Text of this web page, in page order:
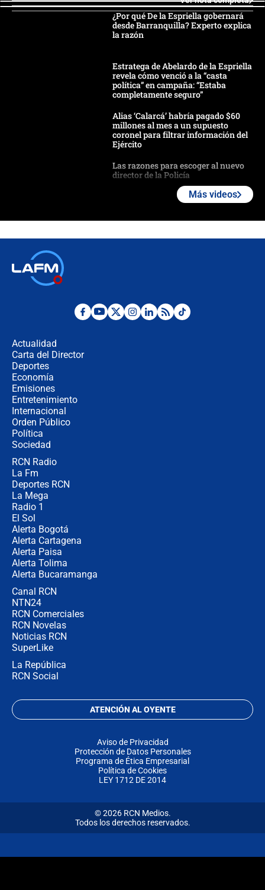
¿Por qué De la Espriella gobernará
desde Barranquilla? Experto explica
la razón
Estratega de Abelardo de la Espriella
revela cómo venció a la “casta
política” en campaña: “Estaba
completamente seguro”
Alias ‘Calarcá’ habría pagado $60
millones al mes a un supuesto
coronel para filtrar información del
Ejército
Las razones para escoger al nuevo
director de la Policía
"No hubo fraude ni posibilidad de
Más videos
Actualidad
Carta del Director
Deportes
Economía
Emisiones
Entretenimiento
Internacional
Orden Público
Política
Sociedad
RCN Radio
La Fm
Deportes RCN
La Mega
Radio 1
El Sol
Alerta Bogotá
Alerta Cartagena
Alerta Paisa
Alerta Tolima
Alerta Bucaramanga
Canal RCN
NTN24
RCN Comerciales
RCN Novelas
Noticias RCN
SuperLike
La República
RCN Social
ATENCIÓN AL OYENTE
Aviso de Privacidad
Protección de Datos Personales
Programa de Ética Empresarial
Política de Cookies
LEY 1712 DE 2014
© 2026 RCN Medios.
Todos los derechos reservados.